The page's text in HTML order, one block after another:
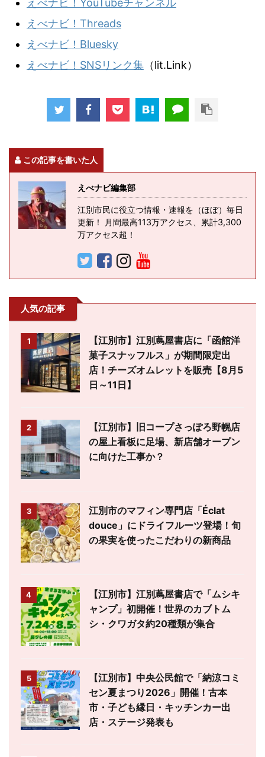
えべナビ！YouTubeチャンネル
えべナビ！Threads
えべナビ！Bluesky
えべナビ！SNSリンク集 （lit.Link）
この記事を書いた人
えべナビ編集部
江別市民に役立つ情報・速報を（ほぼ）毎日
更新！ 月間最高113万アクセス、累計3,300
万アクセス超！
人気の記事
1
【江別市】江別蔦屋書店に「函館洋
菓子スナッフルス」が期間限定出
店！チーズオムレットを販売【8月5
日～11日】
2
【江別市】旧コープさっぽろ野幌店
の屋上看板に足場、新店舗オープン
に向けた工事か？
3
江別市のマフィン専門店「Éclat
douce」にドライフルーツ登場！旬
の果実を使ったこだわりの新商品
4
【江別市】江別蔦屋書店で「ムシキ
ャンプ」初開催！世界のカブトム
シ・クワガタ約20種類が集合
5
【江別市】中央公民館で「納涼コミ
セン夏まつり2026」開催！古本
市・子ども縁日・キッチンカー出
店・ステージ発表も